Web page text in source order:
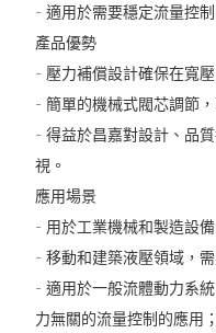
- 適用於需要穩定流量控
產品優勢
- 壓力補償設計確保在寬
- 簡單的機械式閥芯調節
- 得益於昌嘉對設計、品
視。
應用場景
- 用於工業機械和製造設
- 移動和建築液壓領域，
- 適用於一般流體動力系
力無關的流量控制的應用